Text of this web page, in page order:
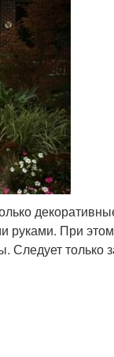
руками. При
Следует только